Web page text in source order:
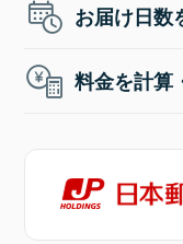
お届け日数
料金を計算